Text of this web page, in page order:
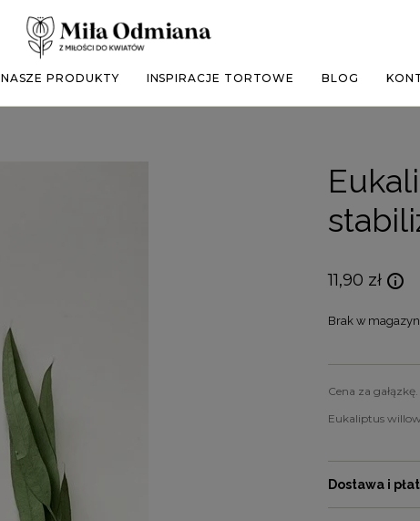
NASZE PRODUKTY INSPIRACJE TORTOWE BLOG
11,90 zł
Brak w
Cena za gałązkę.
Eukaliptus
Dostawa i